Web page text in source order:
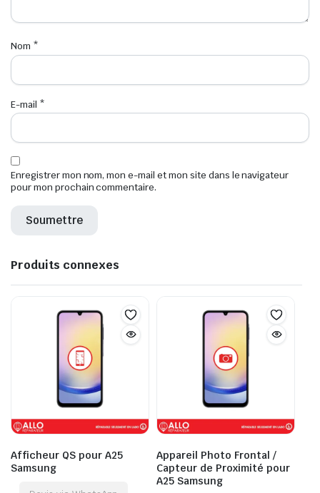
Nom *
E-mail *
Enregistrer mon nom, mon e-mail et mon site dans le navigateur
pour mon prochain commentaire.
Produits connexes
Afficheur QS pour A25
Samsung
Appareil Photo Frontal /
Capteur de Proximité pour
A25 Samsung